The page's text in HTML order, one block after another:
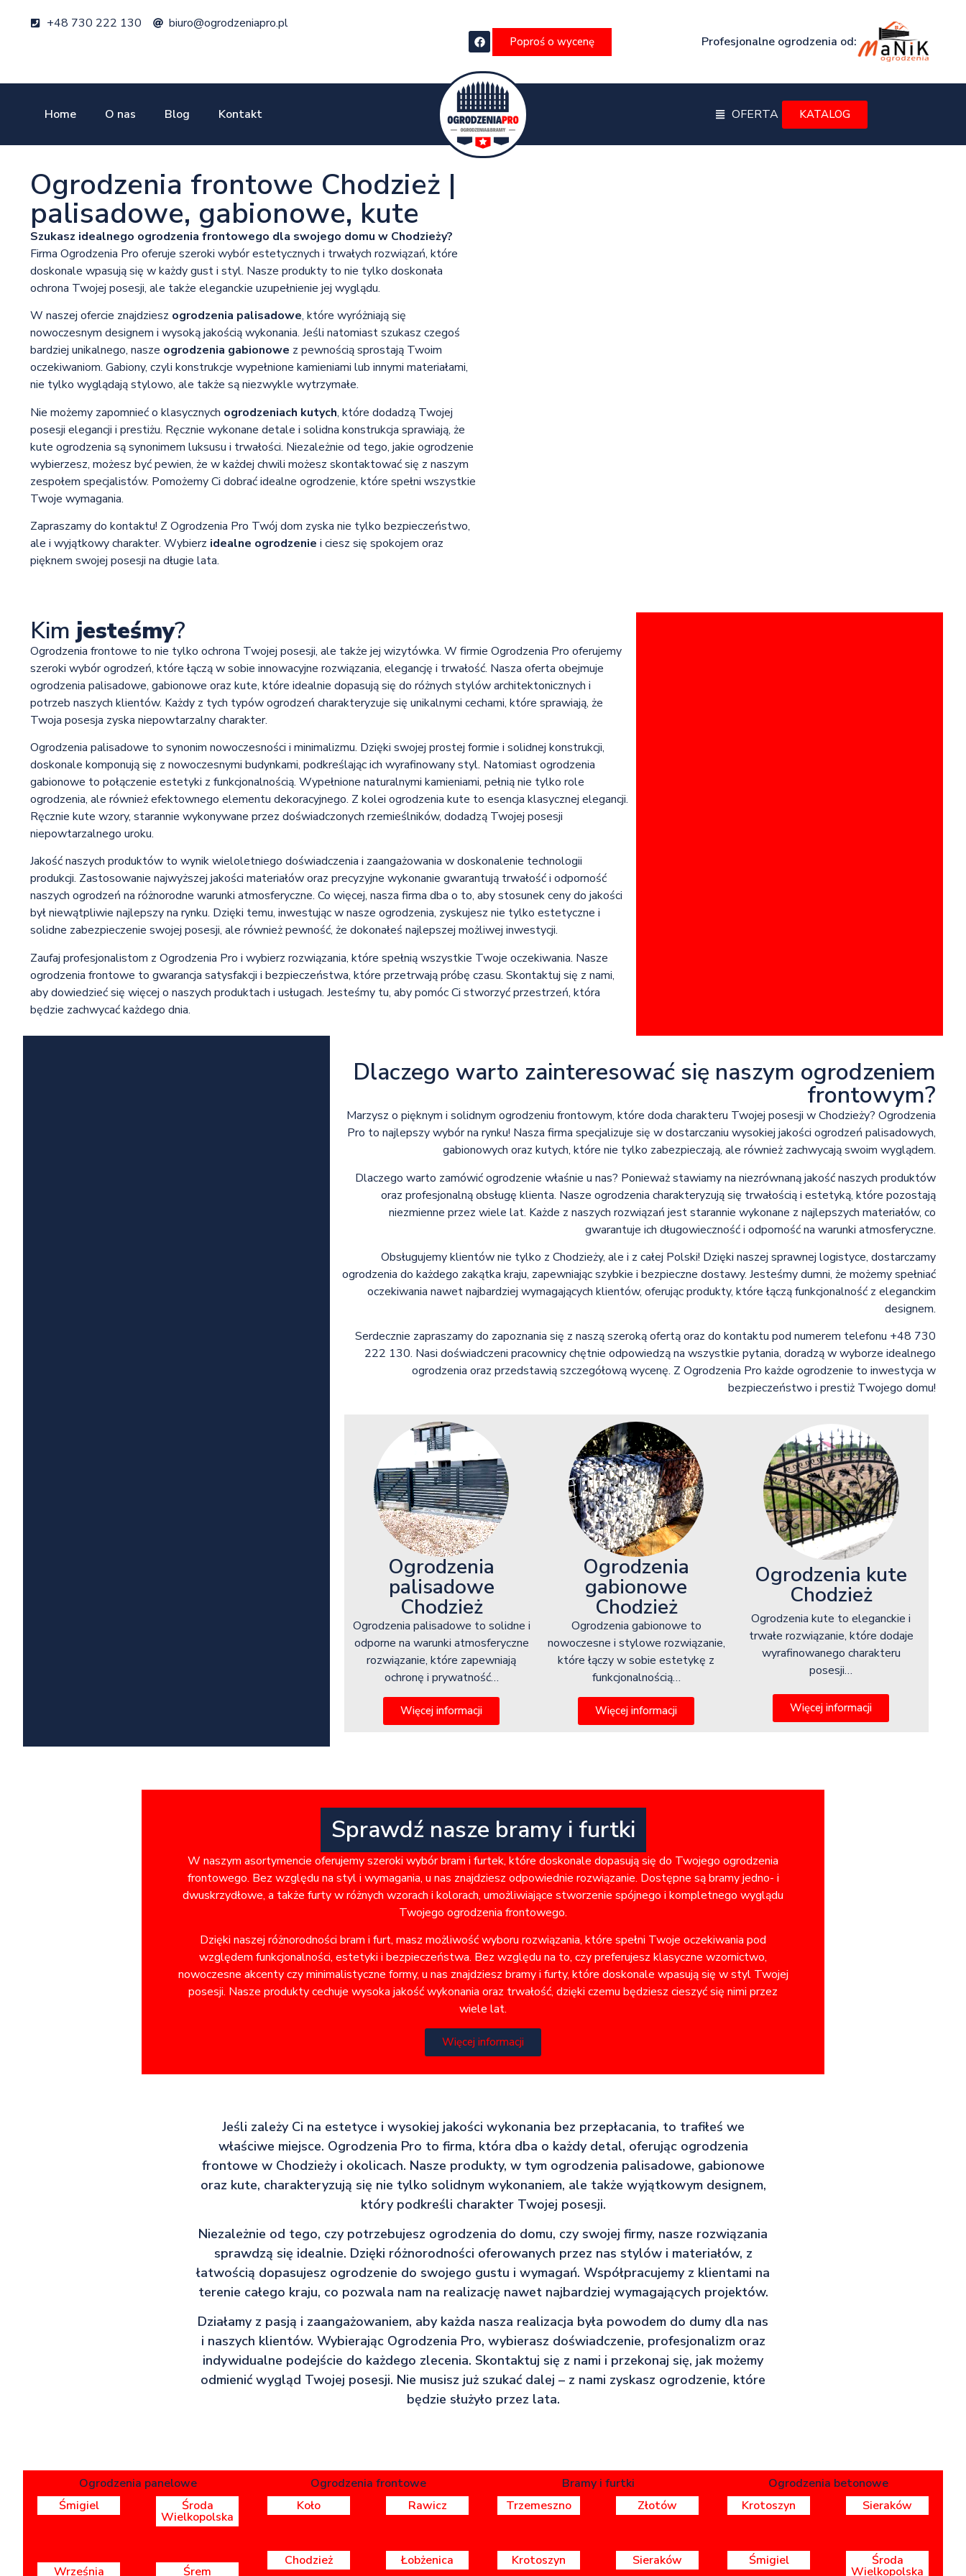
+48 730 222 130 biuro@ogrodzeniapro.pl
Poproś o wycenę Profesjonalne ogrodzenia od:
Home O nas Blog Kontakt OFERTA KATALOG
Ogrodzenia frontowe Chodzież |
palisadowe, gabionowe, kute
Szukasz idealnego ogrodzenia frontowego dla swojego domu w Chodzieży?
Firma Ogrodzenia Pro oferuje szeroki wybór estetycznych i trwałych rozwiązań, które
doskonale wpasują się w każdy gust i styl. Nasze produkty to nie tylko doskonała
ochrona Twojej posesji, ale także eleganckie uzupełnienie jej wyglądu.
W naszej ofercie znajdziesz ogrodzenia palisadowe, które wyróżniają się
nowoczesnym designem i wysoką jakością wykonania. Jeśli natomiast szukasz czegoś
bardziej unikalnego, nasze ogrodzenia gabionowe z pewnością sprostają Twoim
oczekiwaniom. Gabiony, czyli konstrukcje wypełnione kamieniami lub innymi materiałami,
nie tylko wyglądają stylowo, ale także są niezwykle wytrzymałe.
Nie możemy zapomnieć o klasycznych ogrodzeniach kutych, które dodadzą Twojej
posesji elegancji i prestiżu. Ręcznie wykonane detale i solidna konstrukcja sprawiają, że
kute ogrodzenia są synonimem luksusu i trwałości. Niezależnie od tego, jakie ogrodzenie
wybierzesz, możesz być pewien, że w każdej chwili możesz skontaktować się z naszym
zespołem specjalistów. Pomożemy Ci dobrać idealne ogrodzenie, które spełni wszystkie
Twoje wymagania.
Zapraszamy do kontaktu! Z Ogrodzenia Pro Twój dom zyska nie tylko bezpieczeństwo,
ale i wyjątkowy charakter. Wybierz idealne ogrodzenie i ciesz się spokojem oraz
pięknem swojej posesji na długie lata.
Kim jesteśmy?
Ogrodzenia frontowe to nie tylko ochrona Twojej posesji, ale także jej wizytówka. W firmie Ogrodzenia Pro oferujemy
szeroki wybór ogrodzeń, które łączą w sobie innowacyjne rozwiązania, elegancję i trwałość. Nasza oferta obejmuje
ogrodzenia palisadowe, gabionowe oraz kute, które idealnie dopasują się do różnych stylów architektonicznych i
potrzeb naszych klientów. Każdy z tych typów ogrodzeń charakteryzuje się unikalnymi cechami, które sprawiają, że
Twoja posesja zyska niepowtarzalny charakter.
Ogrodzenia palisadowe to synonim nowoczesności i minimalizmu. Dzięki swojej prostej formie i solidnej konstrukcji,
doskonale komponują się z nowoczesnymi budynkami, podkreślając ich wyrafinowany styl. Natomiast ogrodzenia
gabionowe to połączenie estetyki z funkcjonalnością. Wypełnione naturalnymi kamieniami, pełnią nie tylko role
ogrodzenia, ale również efektownego elementu dekoracyjnego. Z kolei ogrodzenia kute to esencja klasycznej elegancji.
Ręcznie kute wzory, starannie wykonywane przez doświadczonych rzemieślników, dodadzą Twojej posesji
niepowtarzalnego uroku.
Jakość naszych produktów to wynik wieloletniego doświadczenia i zaangażowania w doskonalenie technologii
produkcji. Zastosowanie najwyższej jakości materiałów oraz precyzyjne wykonanie gwarantują trwałość i odporność
naszych ogrodzeń na różnorodne warunki atmosferyczne. Co więcej, nasza firma dba o to, aby stosunek ceny do jakości
był niewątpliwie najlepszy na rynku. Dzięki temu, inwestując w nasze ogrodzenia, zyskujesz nie tylko estetyczne i
solidne zabezpieczenie swojej posesji, ale również pewność, że dokonałeś najlepszej możliwej inwestycji.
Zaufaj profesjonalistom z Ogrodzenia Pro i wybierz rozwiązania, które spełnią wszystkie Twoje oczekiwania. Nasze
ogrodzenia frontowe to gwarancja satysfakcji i bezpieczeństwa, które przetrwają próbę czasu. Skontaktuj się z nami,
aby dowiedzieć się więcej o naszych produktach i usługach. Jesteśmy tu, aby pomóc Ci stworzyć przestrzeń, która
będzie zachwycać każdego dnia.
Dlaczego warto zainteresować się naszym ogrodzeniem
frontowym?
Marzysz o pięknym i solidnym ogrodzeniu frontowym, które doda charakteru Twojej posesji w Chodzieży? Ogrodzenia
Pro to najlepszy wybór na rynku! Nasza firma specjalizuje się w dostarczaniu wysokiej jakości ogrodzeń palisadowych,
gabionowych oraz kutych, które nie tylko zabezpieczają, ale również zachwycają swoim wyglądem.
Dlaczego warto zamówić ogrodzenie właśnie u nas? Ponieważ stawiamy na niezrównaną jakość naszych produktów
oraz profesjonalną obsługę klienta. Nasze ogrodzenia charakteryzują się trwałością i estetyką, które pozostają
niezmienne przez wiele lat. Każde z naszych rozwiązań jest starannie wykonane z najlepszych materiałów, co
gwarantuje ich długowieczność i odporność na warunki atmosferyczne.
Obsługujemy klientów nie tylko z Chodzieży, ale i z całej Polski! Dzięki naszej sprawnej logistyce, dostarczamy
ogrodzenia do każdego zakątka kraju, zapewniając szybkie i bezpieczne dostawy. Jesteśmy dumni, że możemy spełniać
oczekiwania nawet najbardziej wymagających klientów, oferując produkty, które łączą funkcjonalność z eleganckim
designem.
Serdecznie zapraszamy do zapoznania się z naszą szeroką ofertą oraz do kontaktu pod numerem telefonu +48 730
222 130. Nasi doświadczeni pracownicy chętnie odpowiedzą na wszystkie pytania, doradzą w wyborze idealnego
ogrodzenia oraz przedstawią szczegółową wycenę. Z Ogrodzenia Pro każde ogrodzenie to inwestycja w
bezpieczeństwo i prestiż Twojego domu!
Ogrodzenia
palisadowe
Chodzież
Ogrodzenia palisadowe to solidne i
odporne na warunki atmosferyczne
rozwiązanie, które zapewniają
ochronę i prywatność…
Więcej informacji
Ogrodzenia
gabionowe
Chodzież
Ogrodzenia gabionowe to
nowoczesne i stylowe rozwiązanie,
które łączy w sobie estetykę z
funkcjonalnością…
Więcej informacji
Ogrodzenia kute
Chodzież
Ogrodzenia kute to eleganckie i
trwałe rozwiązanie, które dodaje
wyrafinowanego charakteru
posesji…
Więcej informacji
Sprawdź nasze bramy i furtki
W naszym asortymencie oferujemy szeroki wybór bram i furtek, które doskonale dopasują się do Twojego ogrodzenia
frontowego. Bez względu na styl i wymagania, u nas znajdziesz odpowiednie rozwiązanie. Dostępne są bramy jedno- i
dwuskrzydłowe, a także furty w różnych wzorach i kolorach, umożliwiające stworzenie spójnego i kompletnego wyglądu
Twojego ogrodzenia frontowego.
Dzięki naszej różnorodności bram i furt, masz możliwość wyboru rozwiązania, które spełni Twoje oczekiwania pod
względem funkcjonalności, estetyki i bezpieczeństwa. Bez względu na to, czy preferujesz klasyczne wzornictwo,
nowoczesne akcenty czy minimalistyczne formy, u nas znajdziesz bramy i furty, które doskonale wpasują się w styl Twojej
posesji. Nasze produkty cechuje wysoka jakość wykonania oraz trwałość, dzięki czemu będziesz cieszyć się nimi przez
wiele lat.
Więcej informacji
Jeśli zależy Ci na estetyce i wysokiej jakości wykonania bez przepłacania, to trafiłeś we
właściwe miejsce. Ogrodzenia Pro to firma, która dba o każdy detal, oferując ogrodzenia
frontowe w Chodzieży i okolicach. Nasze produkty, w tym ogrodzenia palisadowe, gabionowe
oraz kute, charakteryzują się nie tylko solidnym wykonaniem, ale także wyjątkowym designem,
który podkreśli charakter Twojej posesji.
Niezależnie od tego, czy potrzebujesz ogrodzenia do domu, czy swojej firmy, nasze rozwiązania
sprawdzą się idealnie. Dzięki różnorodności oferowanych przez nas stylów i materiałów, z
łatwością dopasujesz ogrodzenie do swojego gustu i wymagań. Współpracujemy z klientami na
terenie całego kraju, co pozwala nam na realizację nawet najbardziej wymagających projektów.
Działamy z pasją i zaangażowaniem, aby każda nasza realizacja była powodem do dumy dla nas
i naszych klientów. Wybierając Ogrodzenia Pro, wybierasz doświadczenie, profesjonalizm oraz
indywidualne podejście do każdego zlecenia. Skontaktuj się z nami i przekonaj się, jak możemy
odmienić wygląd Twojej posesji. Nie musisz już szukać dalej – z nami zyskasz ogrodzenie, które
będzie służyło przez lata.
Ogrodzenia panelowe
Śmigiel
Środa
Wielkopolska
Września Śrem
Ogrodzenia frontowe
Koło
Rawicz
Chodzież Łobżenica
Bramy i furtki
Trzemeszno
Złotów
Krotoszyn Sieraków
Ogrodzenia betonowe
Krotoszyn
Sieraków
Śmigiel Środa
Wielkopolska